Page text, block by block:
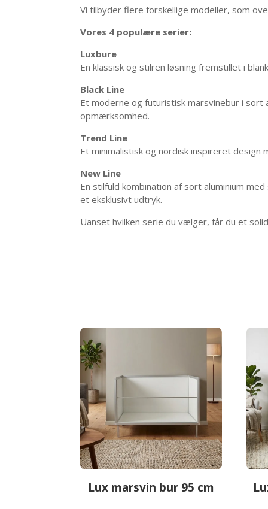
Vi tilbyder flere forskellige modeller, som
Vores 4 populære serier:
Luxbure
En klassisk og stilren løsning fremstillet i
Black Line
Et moderne og futuristisk marsvinebur i
opmærksomhed.
Trend Line
Et minimalistisk og nordisk inspireret design
New Line
En stilfuld kombination af sort aluminium
et eksklusivt udtryk.
Uanset hvilken serie du vælger, får du et
Lux marsvin bur 95 cm